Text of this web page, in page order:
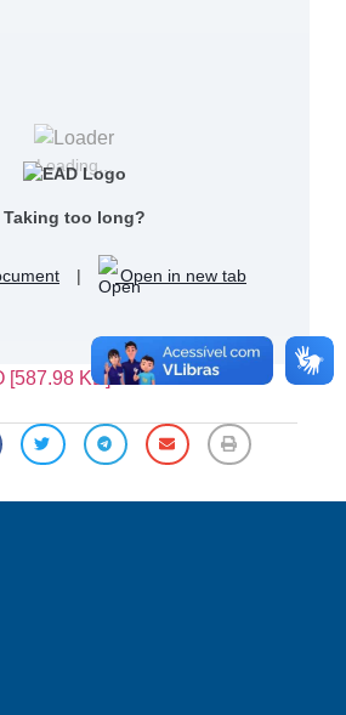
Loading...
Taking too long?
| Open in new tab
[587.98 KB]